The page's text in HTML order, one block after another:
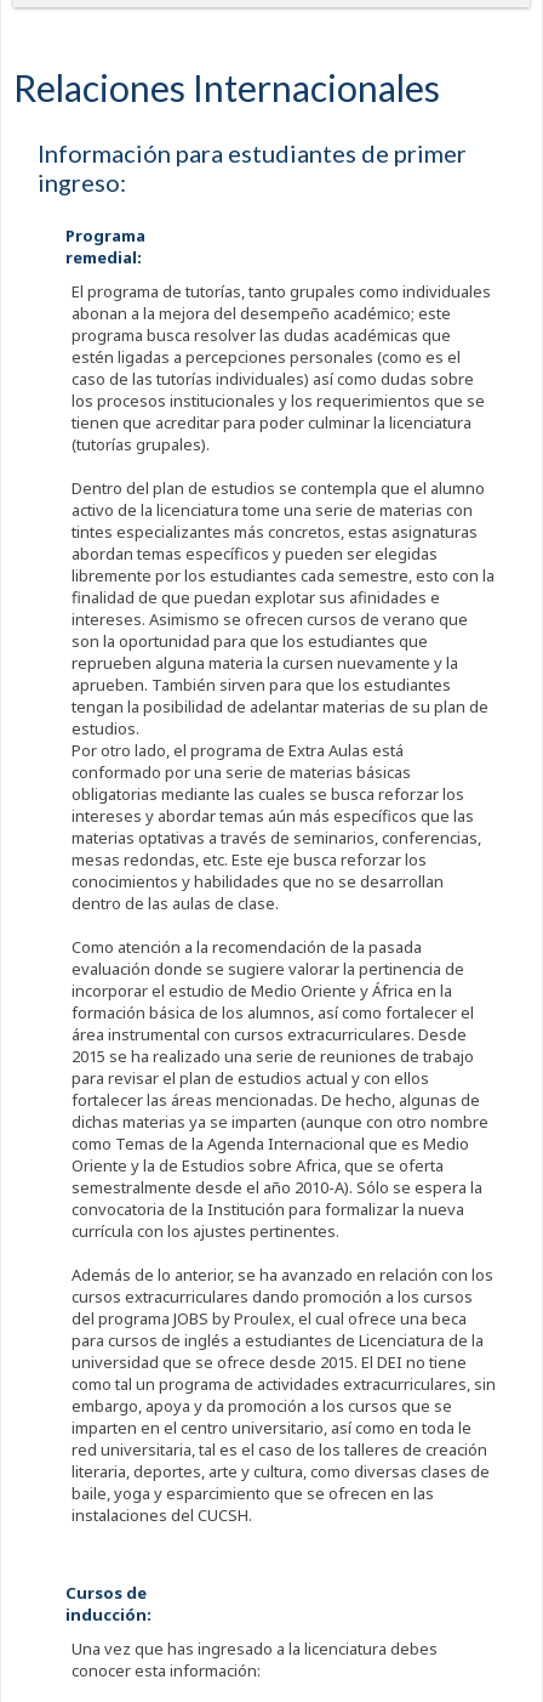
Relaciones Internacionales
Información para estudiantes de primer
ingreso:
Programa
remedial:
El programa de tutorías, tanto grupales como individuales
abonan a la mejora del desempeño académico; este
programa busca resolver las dudas académicas que
estén ligadas a percepciones personales (como es el
caso de las tutorías individuales) así como dudas sobre
los procesos institucionales y los requerimientos que se
tienen que acreditar para poder culminar la licenciatura
(tutorías grupales).
Dentro del plan de estudios se contempla que el alumno
activo de la licenciatura tome una serie de materias con
tintes especializantes más concretos, estas asignaturas
abordan temas específicos y pueden ser elegidas
libremente por los estudiantes cada semestre, esto con la
finalidad de que puedan explotar sus afinidades e
intereses. Asimismo se ofrecen cursos de verano que
son la oportunidad para que los estudiantes que
reprueben alguna materia la cursen nuevamente y la
aprueben. También sirven para que los estudiantes
tengan la posibilidad de adelantar materias de su plan de
estudios.
Por otro lado, el programa de Extra Aulas está
conformado por una serie de materias básicas
obligatorias mediante las cuales se busca reforzar los
intereses y abordar temas aún más específicos que las
materias optativas a través de seminarios, conferencias,
mesas redondas, etc. Este eje busca reforzar los
conocimientos y habilidades que no se desarrollan
dentro de las aulas de clase.
Como atención a la recomendación de la pasada
evaluación donde se sugiere valorar la pertinencia de
incorporar el estudio de Medio Oriente y África en la
formación básica de los alumnos, así como fortalecer el
área instrumental con cursos extracurriculares. Desde
2015 se ha realizado una serie de reuniones de trabajo
para revisar el plan de estudios actual y con ellos
fortalecer las áreas mencionadas. De hecho, algunas de
dichas materias ya se imparten (aunque con otro nombre
como Temas de la Agenda Internacional que es Medio
Oriente y la de Estudios sobre Africa, que se oferta
semestralmente desde el año 2010-A). Sólo se espera la
convocatoria de la Institución para formalizar la nueva
currícula con los ajustes pertinentes.
Además de lo anterior, se ha avanzado en relación con los
cursos extracurriculares dando promoción a los cursos
del programa JOBS by Proulex, el cual ofrece una beca
para cursos de inglés a estudiantes de Licenciatura de la
universidad que se ofrece desde 2015. El DEI no tiene
como tal un programa de actividades extracurriculares, sin
embargo, apoya y da promoción a los cursos que se
imparten en el centro universitario, así como en toda le
red universitaria, tal es el caso de los talleres de creación
literaria, deportes, arte y cultura, como diversas clases de
baile, yoga y esparcimiento que se ofrecen en las
instalaciones del CUCSH.
Cursos de
inducción:
Una vez que has ingresado a la licenciatura debes
conocer esta información: